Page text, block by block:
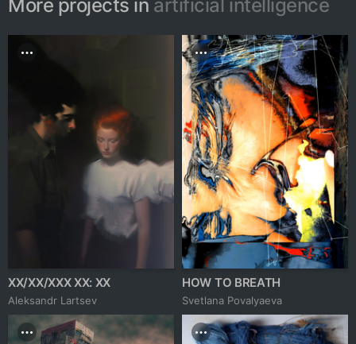
More projects in artificial intelligence
XX/XX/XXX XX: XX
Аleksandr Lartsev
HOW TO BREATH
Svetlana Povalyaeva